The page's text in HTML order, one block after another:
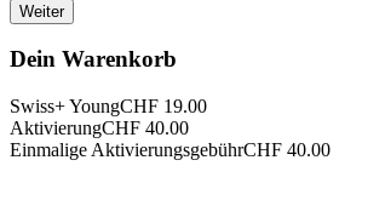
Weiter
Dein Warenkorb
Swiss+ YoungCHF 19.00
AktivierungCHF 40.00
Einmalige AktivierungsgebührCHF 40.00